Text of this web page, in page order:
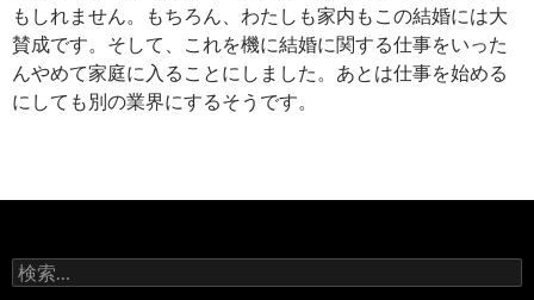
もしれません。もちろん、わたしも家内もこの結婚には大
賛成です。そして、これを機に結婚に関する仕事をいった
んやめて家庭に入ることにしました。あとは仕事を始める
にしても別の業界にするそうです。
検
索: